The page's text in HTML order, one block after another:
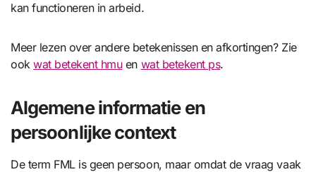
kan functioneren in arbeid.
Meer lezen over andere betekenissen en afkortingen? Zie
ookwat betekent hmuen wat betekent ps.
Algemene informatie en
persoonlijke context
De term FML is geen persoon, maar omdat de vraag vaak